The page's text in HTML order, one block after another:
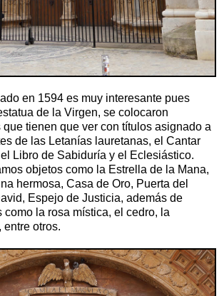
en 1594 es muy interesante pues
de la Virgen, se colocaron
tienen que ver con títulos asignado a
de las Letanías lauretanas, el Cantar
Libro de Sabiduría y el Eclesiástico.
objetos como la Estrella de la Mana,
hermosa, Casa de Oro, Puerta del
Espejo de Justicia, además de
como la rosa mística, el cedro, la
entre otros.